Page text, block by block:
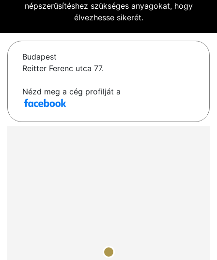
népszerűsítéshez szükséges anyagokat, hogy
élvezhesse sikerét.
Budapest
Reitter Ferenc utca 77.
Nézd meg a cég profilját a